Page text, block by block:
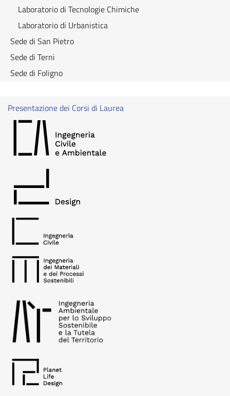
Laboratorio di Tecnologie Chimiche
Laboratorio di Urbanistica
Sede di San Pietro
Sede di Terni
Sede di Foligno
Presentazione dei Corsi di Laurea